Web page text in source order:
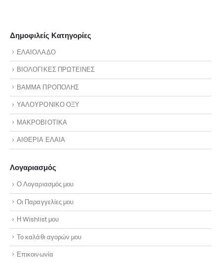
Δημοφιλείς Κατηγορίες
ΕΛΑΙΟΛΑΔΟ
ΒΙΟΛΟΓΙΚΕΣ ΠΡΩΤΕΙΝΕΣ
ΒΑΜΜΑ ΠΡΟΠΟΛΗΣ
ΥΑΛΟΥΡΟΝΙΚΟ ΟΞΥ
ΜΑΚΡΟΒΙΟΤΙΚΑ
ΑΙΘΕΡΙΑ ΕΛΑΙΑ
Λογαριασμός
Ο Λογαριασμός μου
Οι Παραγγελίες μου
Η Wishlist μου
Το καλάθι αγορών μου
Επικοινωνία